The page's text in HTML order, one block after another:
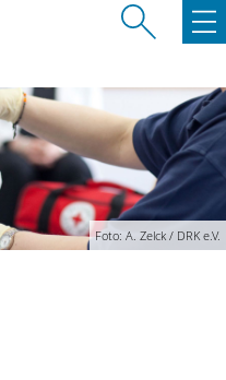
Foto: A. Zelck / DRK e.V.